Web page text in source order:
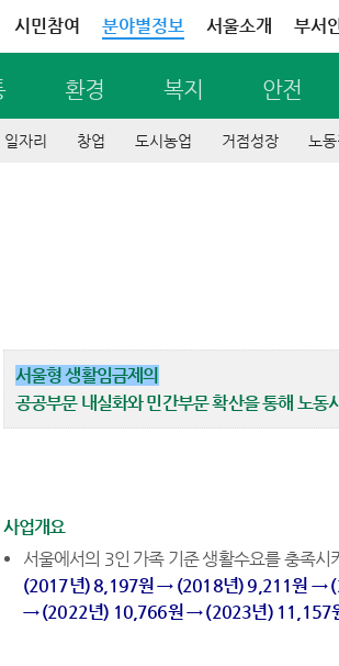
시민참여 분야별정보 서울소개 부서
환경 복지 안전
일자리 창업 도시농업 거점성장 노
서울형 생활임금제의
공공부문 내실화와 민간부문 확산을 통해 노동
사업개요
서울에서의 3인 가족 기준 생활수요를 충족
(2017년) 8,197원 → (2018년) 9,211원 →
→ (2022년) 10,766원 → (2023년) 11,157